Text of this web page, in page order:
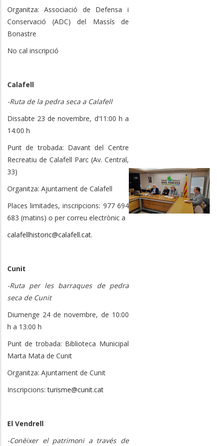
Organitza: Associació de Defensa i
Conservació (ADC) del Massís de
Bonastre
No cal inscripció
Calafell
-Ruta de la pedra seca a Calafell
Dissabte 23 de novembre, d’11:00 h a
14:00 h
Punt de trobada: Davant del Centre
Recreatiu de Calafell Parc (Av. Central,
33)
Organitza: Ajuntament de Calafell
Places limitades, inscripcions: 977 694
683 (matins) o per correu electrònic a
calafellhistoric@calafell.cat.
Cunit
-Ruta per les barraques de pedra
seca de Cunit
Diumenge 24 de novembre, de 10:00
h a 13:00 h
Punt de trobada: Biblioteca Municipal
Marta Mata de Cunit
Organitza: Ajuntament de Cunit
Inscripcions:turisme@cunit.cat
El Vendrell
-Conèixer el patrimoni a través de